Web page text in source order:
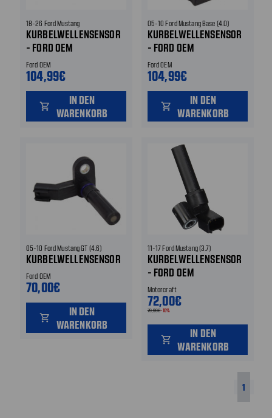
18-26 Ford Mustang
KURBELWELLENSENSOR
- FORD OEM
Ford OEM
104,99€
shopping_cart
IN DEN
WARENKORB
05-10 Ford Mustang Base (4.0)
KURBELWELLENSENSOR
- FORD OEM
Ford OEM
104,99€
shopping_cart
IN DEN
WARENKORB
05-10 Ford Mustang GT (4.6)
KURBELWELLENSENSOR
Ford OEM
70,00€
shopping_cart
IN DEN
WARENKORB
11-17 Ford Mustang (3.7)
KURBELWELLENSENSOR
- FORD OEM
Motorcraft
72,00€
79,99€-10%
shopping_cart
IN DEN
WARENKORB
1